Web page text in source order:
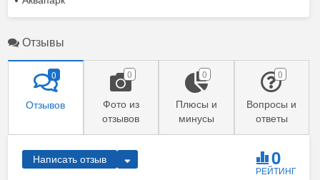
Отзывы
Отзывов
0
Фото из
отзывов
0
Плюсы и
минусы
0
Вопросы и
ответы
0
Написать отзыв 0
РЕЙТИНГ